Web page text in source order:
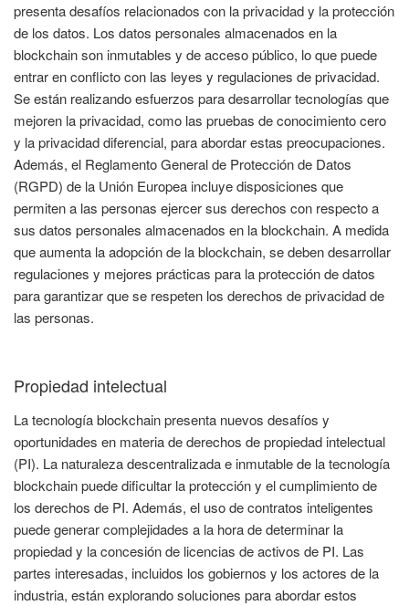
presenta desafíos relacionados con la privacidad y la protección
de los datos. Los datos personales almacenados en la
blockchain son inmutables y de acceso público, lo que puede
entrar en conflicto con las leyes y regulaciones de privacidad.
Se están realizando esfuerzos para desarrollar tecnologías que
mejoren la privacidad, como las pruebas de conocimiento cero
y la privacidad diferencial, para abordar estas preocupaciones.
Además, el Reglamento General de Protección de Datos
(RGPD) de la Unión Europea incluye disposiciones que
permiten a las personas ejercer sus derechos con respecto a
sus datos personales almacenados en la blockchain. A medida
que aumenta la adopción de la blockchain, se deben desarrollar
regulaciones y mejores prácticas para la protección de datos
para garantizar que se respeten los derechos de privacidad de
las personas.
Propiedad intelectual
La tecnología blockchain presenta nuevos desafíos y
oportunidades en materia de derechos de propiedad intelectual
(PI). La naturaleza descentralizada e inmutable de la tecnología
blockchain puede dificultar la protección y el cumplimiento de
los derechos de PI. Además, el uso de contratos inteligentes
puede generar complejidades a la hora de determinar la
propiedad y la concesión de licencias de activos de PI. Las
partes interesadas, incluidos los gobiernos y los actores de la
industria, están explorando soluciones para abordar estos